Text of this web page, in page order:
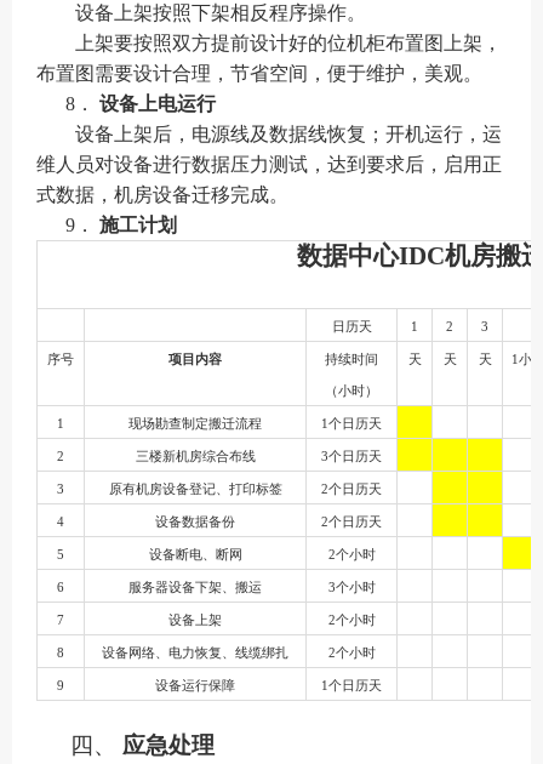
设备上架按照下架相反程序操作。
上架要按照双方提前设计好的位机柜布置图上架，
布置图需要设计合理，节省空间，便于维护，美观。
8． 设备上电运行
设备上架后，电源线及数据线恢复；开机运行，运
维人员对设备进行数据压力测试，达到要求后，启用正
式数据，机房设备迁移完成。
9． 施工计划
数据中心IDC机房搬
日历天 1 2 3
序号 项目内容 持续时间
（小时）
天 天 天 1小
1 现场勘查制定搬迁流程 1个日历天
2 三楼新机房综合布线 3个日历天
3 原有机房设备登记、打印标签 2个日历天
4 设备数据备份 2个日历天
5 设备断电、断网 2个小时
6 服务器设备下架、搬运 3个小时
7 设备上架 2个小时
8 设备网络、电力恢复、线缆绑扎 2个小时
9 设备运行保障 1个日历天
四、 应急处理